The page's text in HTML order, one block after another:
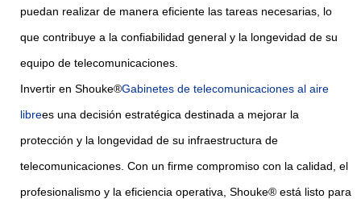
puedan realizar de manera eficiente las tareas necesarias, lo
que contribuye a la confiabilidad general y la longevidad de su
equipo de telecomunicaciones.
Invertir en Shouke®Gabinetes de telecomunicaciones al aire
librees una decisión estratégica destinada a mejorar la
protección y la longevidad de su infraestructura de
telecomunicaciones. Con un firme compromiso con la calidad, el
profesionalismo y la eficiencia operativa, Shouke® está listo para